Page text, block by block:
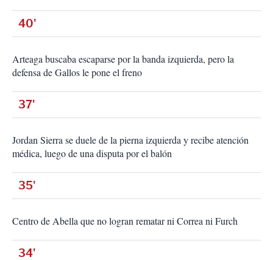
40'
Arteaga buscaba escaparse por la banda izquierda, pero la
defensa de Gallos le pone el freno
37'
Jordan Sierra se duele de la pierna izquierda y recibe atención
médica, luego de una disputa por el balón
35'
Centro de Abella que no logran rematar ni Correa ni Furch
34'